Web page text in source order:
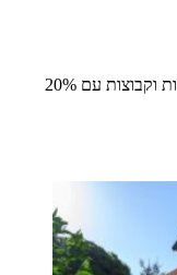
אלה סאן וילות באילת – חופשה פרטית למשפחות וקבוצות עם 20%